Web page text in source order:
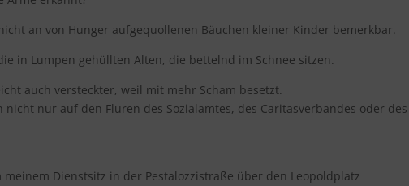
an von Hunger aufgequollenen Bäuchen kleiner Kinder bemerkbar.
in Lumpen gehüllten Alten, die bettelnd im Schnee sitzen.
auch versteckter, weil mit mehr Scham besetzt.
nicht nur auf den Fluren des Sozialamtes, des Caritasverbandes oder des
Dienstsitz in der Pestalozzistraße über den Leopoldplatz